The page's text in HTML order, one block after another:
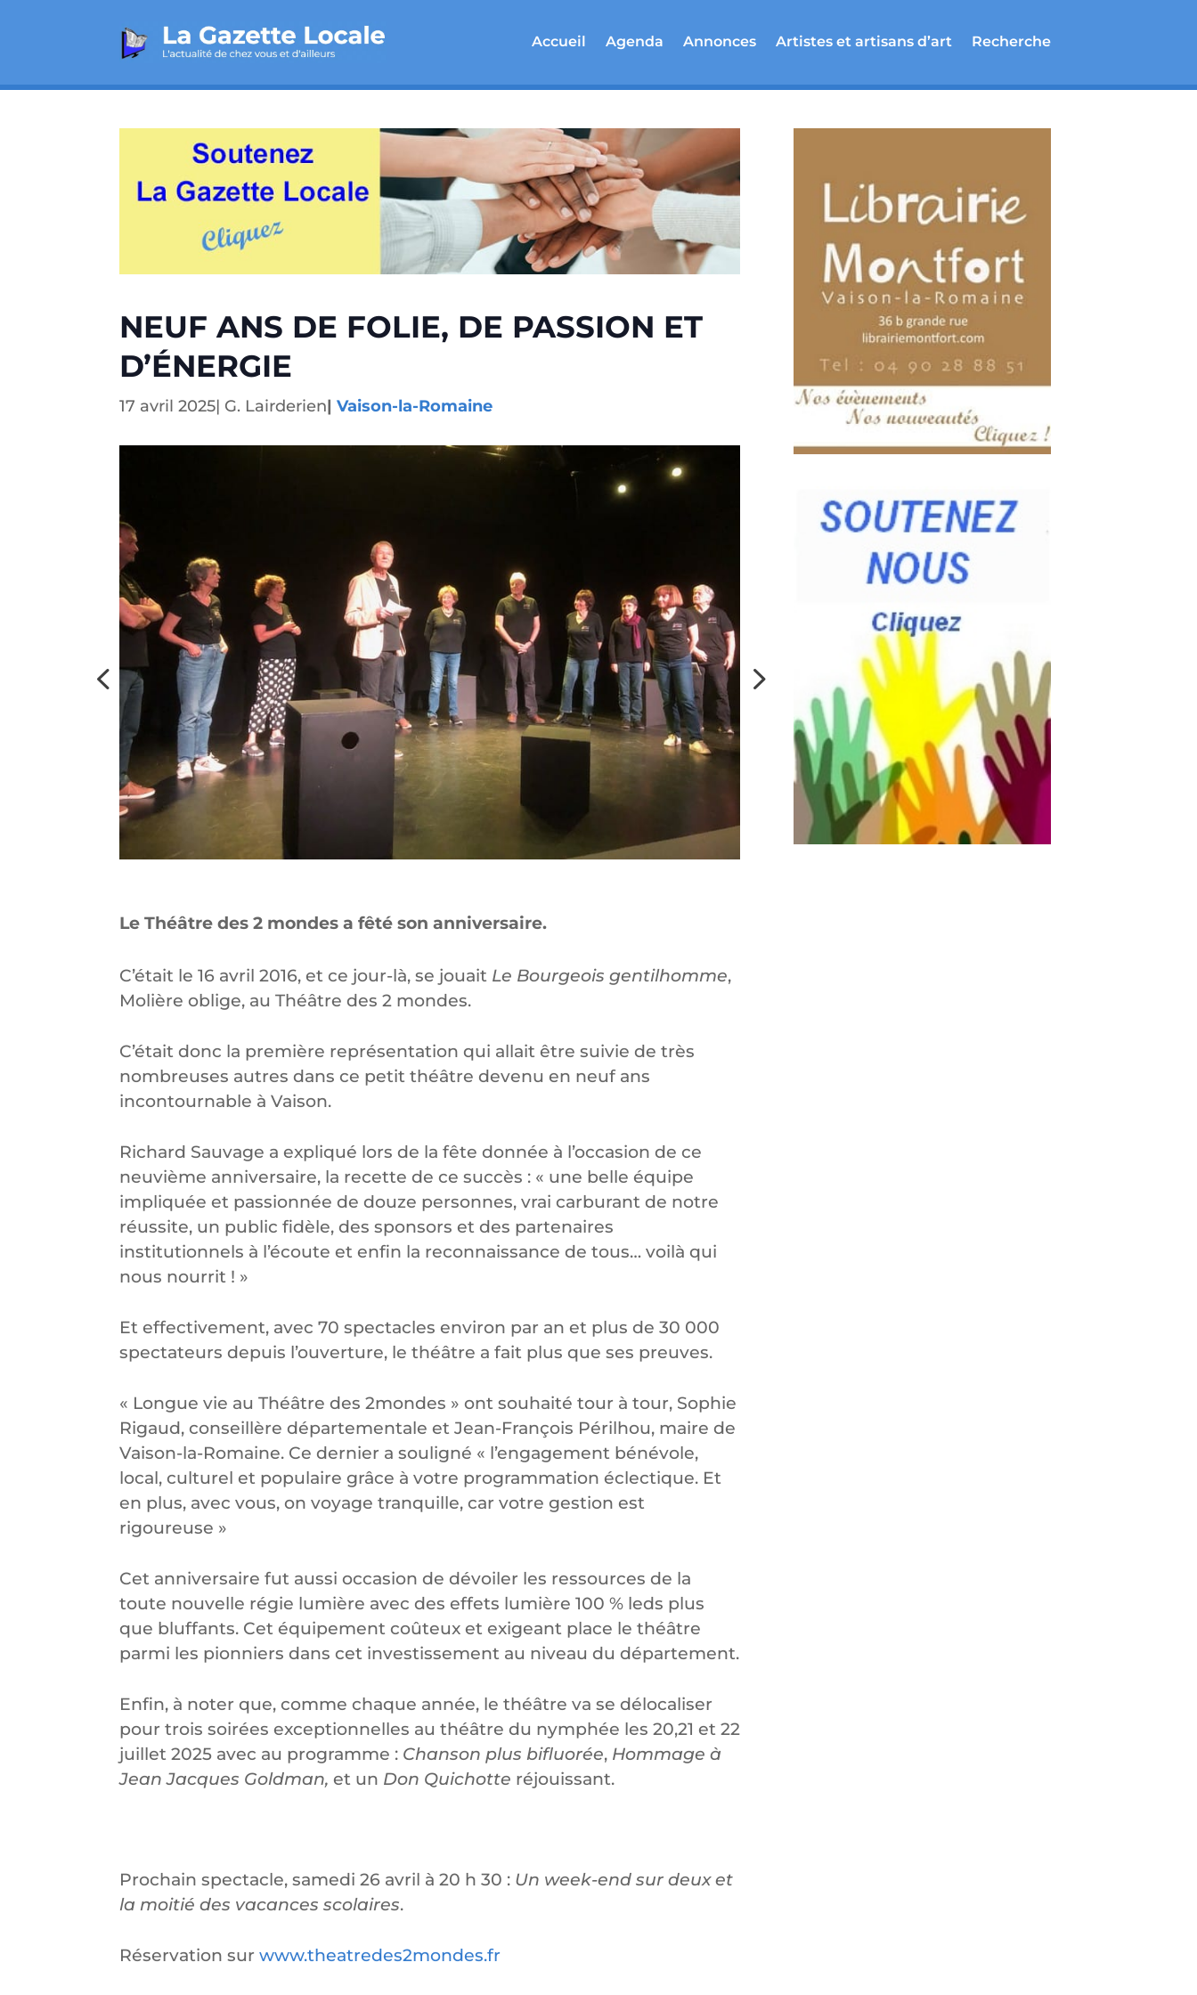
Accueil Agenda Annonces Artistes et artisans d’art Recherche
NEUF ANS DE FOLIE, DE PASSION ET
D’ÉNERGIE
17 avril 2025| G. Lairderien|Vaison-la-Romaine
Le Théâtre des 2 mondes a fêté son anniversaire.
C’était le 16 avril 2016, et ce jour-là, se jouait Le Bourgeois gentilhomme,
Molière oblige, au Théâtre des 2 mondes.
C’était donc la première représentation qui allait être suivie de très
nombreuses autres dans ce petit théâtre devenu en neuf ans
incontournable à Vaison.
Richard Sauvage a expliqué lors de la fête donnée à l’occasion de ce
neuvième anniversaire, la recette de ce succès : « une belle équipe
impliquée et passionnée de douze personnes, vrai carburant de notre
réussite, un public fidèle, des sponsors et des partenaires
institutionnels à l’écoute et enfin la reconnaissance de tous… voilà qui
nous nourrit ! »
Et effectivement, avec 70 spectacles environ par an et plus de 30 000
spectateurs depuis l’ouverture, le théâtre a fait plus que ses preuves.
« Longue vie au Théâtre des 2mondes » ont souhaité tour à tour, Sophie
Rigaud, conseillère départementale et Jean-François Périlhou, maire de
Vaison-la-Romaine. Ce dernier a souligné « l’engagement bénévole,
local, culturel et populaire grâce à votre programmation éclectique. Et
en plus, avec vous, on voyage tranquille, car votre gestion est
rigoureuse »
Cet anniversaire fut aussi occasion de dévoiler les ressources de la
toute nouvelle régie lumière avec des effets lumière 100 % leds plus
que bluffants. Cet équipement coûteux et exigeant place le théâtre
parmi les pionniers dans cet investissement au niveau du département.
Enfin, à noter que, comme chaque année, le théâtre va se délocaliser
pour trois soirées exceptionnelles au théâtre du nymphée les 20,21 et 22
juillet 2025 avec au programme : Chanson plus bifluorée, Hommage à
Jean Jacques Goldman, et un Don Quichotte réjouissant.
Prochain spectacle, samedi 26 avril à 20 h 30 : Un week-end sur deux et
la moitié des vacances scolaires.
Réservation surwww.theatredes2mondes.fr